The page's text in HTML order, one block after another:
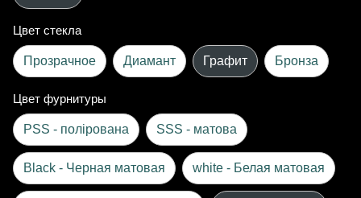
Цвет стекла
Прозрачное Диамант Графит Бронза
Цвет фурнитуры
PSS - полірована SSS - матова
Black - Черная матовая white - Белая матовая